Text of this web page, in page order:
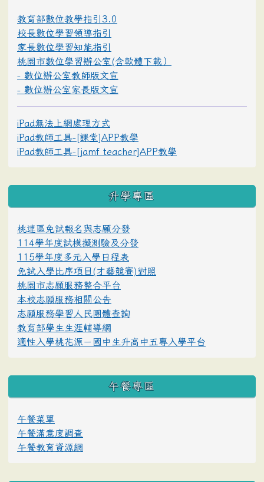
教育部數位教學指引3.0
校長數位學習領導指引
家長數位學習知能指引
桃園市數位學習辦公室(含軟體下載）
- 數位辦公室教師版文宣
- 數位辦公室家長版文宣
iPad無法上網處理方式
iPad教師工具-[課堂]APP教學
iPad教師工具-[jamf teacher]APP教學
升學專區
桃連區免試報名與志願分發
114學年度試模擬測驗及分發
115學年度多元入學日程表
免試入學比序項目(才藝競賽)對照
桃園市志願服務整合平台
本校志願服務相關公告
志願服務學習人民團體查詢
教育部學生生涯輔導網
適性入學桃花源－國中生升高中五專入學平台
午餐專區
午餐菜單
午餐滿意度調查
午餐教育資源網